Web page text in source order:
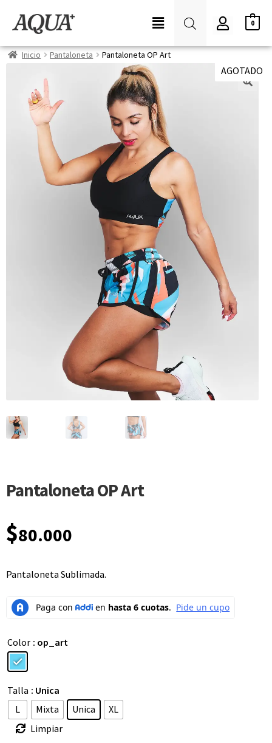
0
Inicio Pantaloneta Pantaloneta OP Art
AGOTADO
Pantaloneta OP Art
$80.000
Pantaloneta Sublimada.
Color : op_art
Talla : Unica
L
Mixta Unica
XL
Limpiar